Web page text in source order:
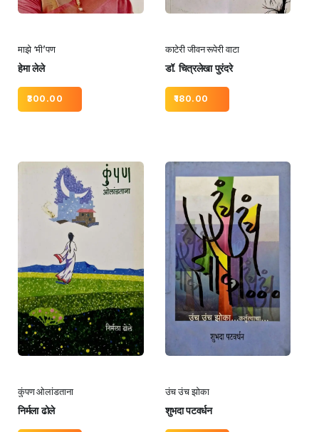
माझे ‘मी’पण
हेमा लेले
300.00
काटेरी जीवन रूपेरी वाटा
डॉ. चित्रलेखा पुरंदरे
180.00
कुंपण ओलांडताना
निर्मला ढोले
उंच उंच झोका
शुभदा पटवर्धन